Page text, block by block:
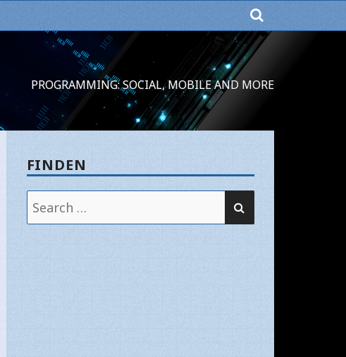
PROGRAMMING: SOCIAL, MOBILE AND MORE
FINDEN
Search
for: